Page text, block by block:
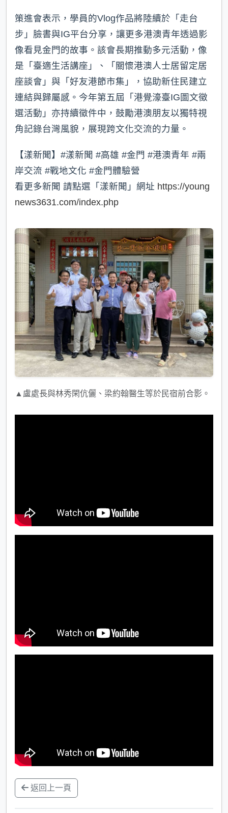
策進會表示，學員的Vlog作品將陸續於「走台
步」臉書與IG平台分享，讓更多港澳青年透過影
像看見金門的故事。該會長期推動多元活動，像
是「臺適生活講座」、「關懷港澳人士居留定居
座談會」與「好友港節市集」，協助新住民建立
連結與歸屬感。今年第五屆「港覺濠臺IG圖文徵
選活動」亦持續徵件中，鼓勵港澳朋友以獨特視
角記錄台灣風貌，展現跨文化交流的力量。
【漾新聞】#漾新聞 #高雄 #金門 #港澳青年 #兩
岸交流 #戰地文化 #金門體驗營
看更多新聞 請點選「漾新聞」網址 https://young
news3631.com/index.php
▲盧處長與林秀閑伉儷、梁約翰醫生等於民宿前合影。
返回上一頁